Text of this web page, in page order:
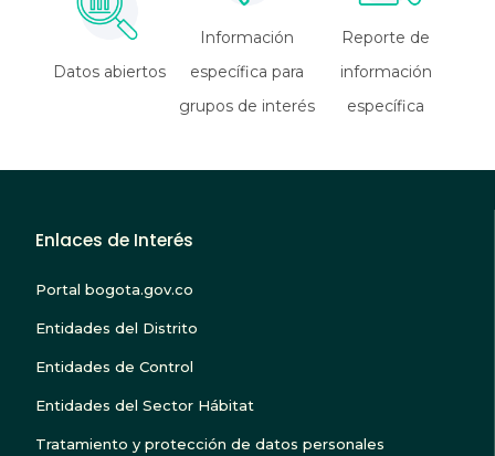
Datos abiertos
Información
específica para
grupos de interés
Reporte de
información
específica
Enlaces de Interés
Portal bogota.gov.co
Entidades del Distrito
Entidades de Control
Entidades del Sector Hábitat
Tratamiento y protección de datos personales